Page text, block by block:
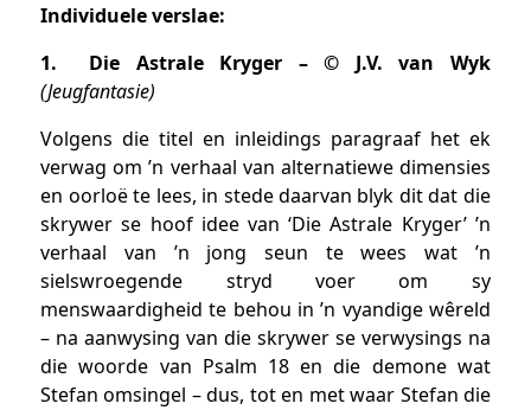
Individuele verslae:
1. Die Astrale Kryger – © J.V. van Wyk
(Jeugfantasie)
Volgens die titel en inleidings paragraaf het ek
verwag om ’n verhaal van alternatiewe dimensies
en oorloë te lees, in stede daarvan blyk dit dat die
skrywer se hoof idee van ‘Die Astrale Kryger’ ’n
verhaal van ’n jong seun te wees wat ’n
sielswroegende stryd voer om sy
menswaardigheid te behou in ’n vyandige wêreld
– na aanwysing van die skrywer se verwysings na
die woorde van Psalm 18 en die demone wat
Stefan omsingel – dus, tot en met waar Stefan die